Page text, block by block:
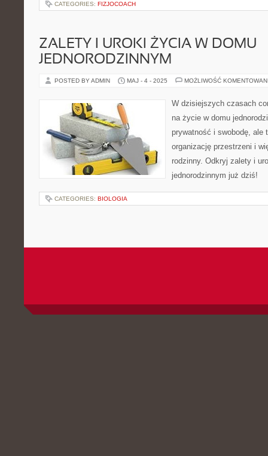
CATEGORIES: FIZJOCOACH
ZALETY I UROKI ŻYCIA W DOMU
JEDNORODZINNYM
POSTED BY ADMIN MAJ - 4 - 2025 MOŻLIWOŚĆ
W dzisiejszych czasach
na życie w domu
prywatność i swobodę, ale
organizację przestrzeni i
rodzinny. Odkryj zalety i
jednorodzinnym już dziś!
CATEGORIES: BIOLOGIA